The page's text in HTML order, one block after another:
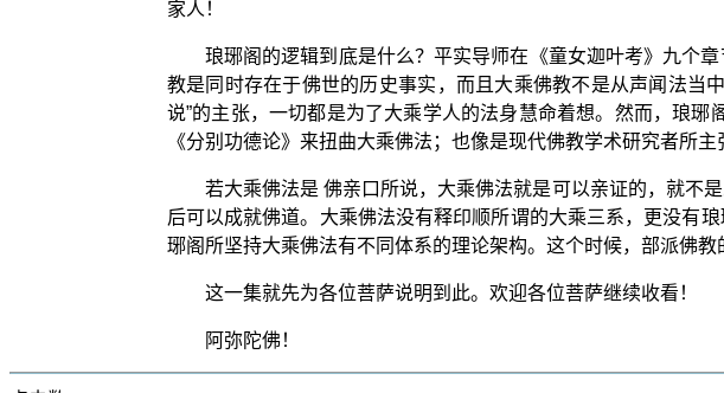
家人！
琅琊阁的逻辑到底是什么？平实导师在《童女迦叶考》九个
教是同时存在于佛世的历史事实，而且大乘佛教不是从声闻法当
说”的主张，一切都是为了大乘学人的法身慧命着想。然而，琅
《分别功德论》来扭曲大乘佛法；也像是现代佛教学术研究者所主
若大乘佛法是 佛亲口所说，大乘佛法就是可以亲证的，就不
后可以成就佛道。大乘佛法没有释印顺所谓的大乘三系，更没有
琊阁所坚持大乘佛法有不同体系的理论架构。这个时候，部派佛
这一集就先为各位菩萨说明到此。欢迎各位菩萨继续收看！
阿弥陀佛！